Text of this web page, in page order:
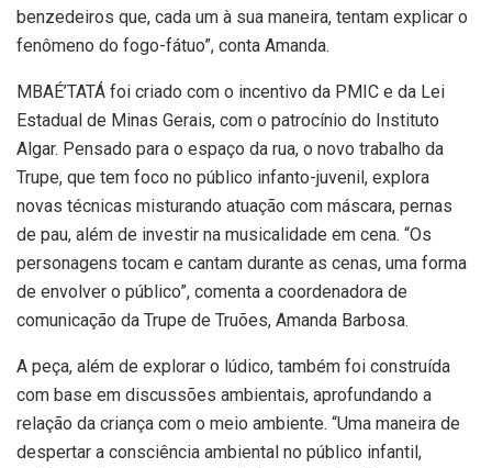
benzedeiros que, cada um à sua maneira, tentam explicar o
fenômeno do fogo-fátuo”, conta Amanda.
MBAÉ’TATÁ foi criado com o incentivo da PMIC e da Lei
Estadual de Minas Gerais, com o patrocínio do Instituto
Algar. Pensado para o espaço da rua, o novo trabalho da
Trupe, que tem foco no público infanto-juvenil, explora
novas técnicas misturando atuação com máscara, pernas
de pau, além de investir na musicalidade em cena. “Os
personagens tocam e cantam durante as cenas, uma forma
de envolver o público”, comenta a coordenadora de
comunicação da Trupe de Truões, Amanda Barbosa.
A peça, além de explorar o lúdico, também foi construída
com base em discussões ambientais, aprofundando a
relação da criança com o meio ambiente. “Uma maneira de
despertar a consciência ambiental no público infantil,